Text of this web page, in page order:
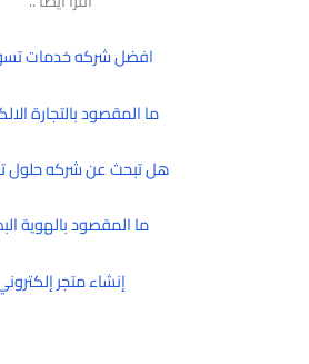
افضل شركه خدمات
ما المقصود بالتجارة
هل تبحث عن شركه حلول
ما المقصود بالهوية
إنشاء متجر